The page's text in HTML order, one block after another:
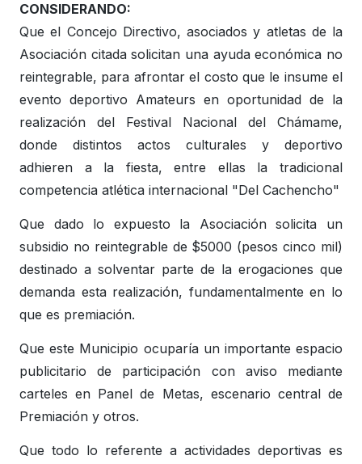
CONSIDERANDO:
Que el Concejo Directivo, asociados y atletas de la
Asociación citada solicitan una ayuda económica no
reintegrable, para afrontar el costo que le insume el
evento deportivo Amateurs en oportunidad de la
realización del Festival Nacional del Chámame,
donde distintos actos culturales y deportivo
adhieren a la fiesta, entre ellas la tradicional
competencia atlética internacional "Del Cachencho"
Que dado lo expuesto la Asociación solicita un
subsidio no reintegrable de $5000 (pesos cinco mil)
destinado a solventar parte de la erogaciones que
demanda esta realización, fundamentalmente en lo
que es premiación.
Que este Municipio ocuparía un importante espacio
publicitario de participación con aviso mediante
carteles en Panel de Metas, escenario central de
Premiación y otros.
Que todo lo referente a actividades deportivas es